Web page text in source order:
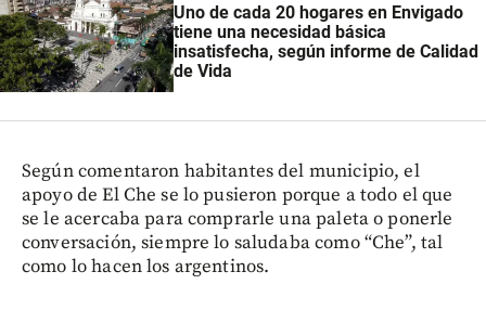
Uno de cada 20 hogares en Envigado
tiene una necesidad básica
insatisfecha, según informe de Calidad
de Vida
Según comentaron habitantes del municipio, el
apoyo de El Che se lo pusieron porque a todo el que
se le acercaba para comprarle una paleta o ponerle
conversación, siempre lo saludaba como “Che”, tal
como lo hacen los argentinos.